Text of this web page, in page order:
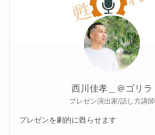
西川佳孝＿＠ゴリラ
プレゼン演出家/話し方講師
プレゼンを劇的に甦らせます